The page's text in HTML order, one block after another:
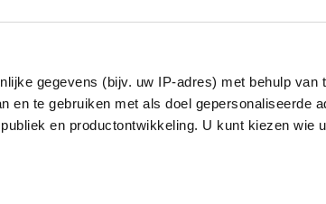
gegevens (bijv. uw IP-adres) met behulp van
en te gebruiken met als doel gepersonaliseerde
en productontwikkeling. U kunt kiezen wie